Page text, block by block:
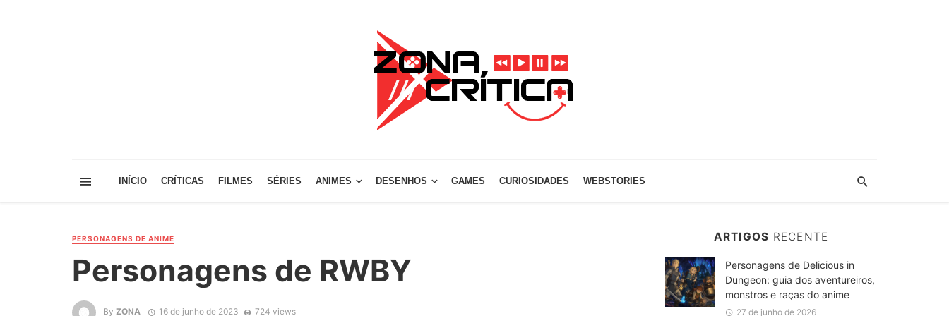
INÍCIO CRÍTICAS FILMES SÉRIES ANIMES DESENHOS GAMES CURIOSIDADES WEBSTORIES
PERSONAGENS DE ANIME
Personagens de RWBY
By ZONA 16 de junho de 2023 724 views
ARTIGOS RECENTE
Personagens de Delicious in
Dungeon: guia dos aventureiros,
monstros e raças do anime
27 de junho de 2026